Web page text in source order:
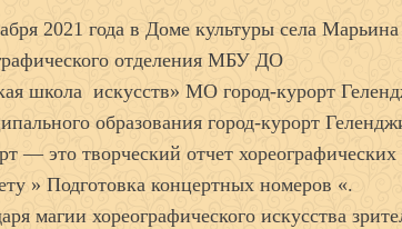
2021 года в Доме культуры села
отделения МБУ ДО
школа искусств» МО город-курорт
образования город-курорт
— это творческий отчет
» Подготовка концертных номеров «.
магии хореографического искусства